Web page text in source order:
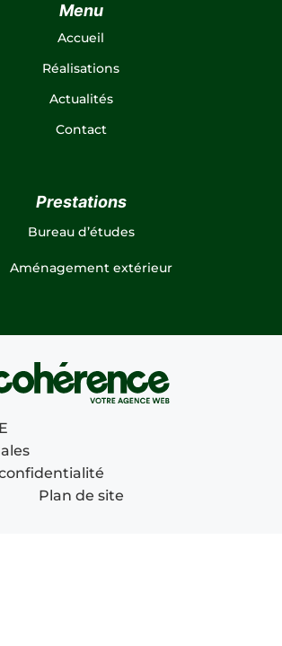
Menu
Accueil
Réalisations
Actualités
Contact
Prestations
Bureau d’études
Aménagement extérieur
Plan de site